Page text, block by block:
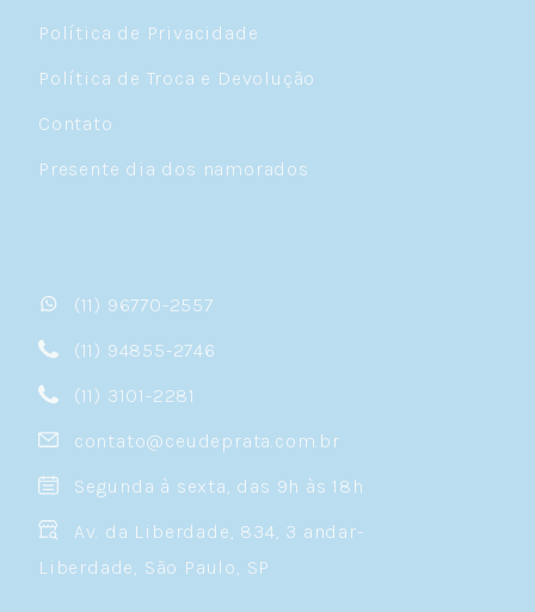
Política de Privacidade
Política de Troca e Devolução
Contato
Presente dia dos namorados
(11) 96770-2557
(11) 94855-2746
(11) 3101-2281
contato@ceudeprata.com.br
Segunda à sexta, das 9h às 18h
Av. da Liberdade, 834, 3 andar-
Liberdade, São Paulo, SP